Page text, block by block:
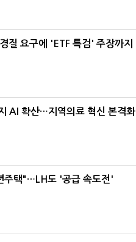
질 요구에 'ETF 특검' 주장까지
AI 확산…지역의료 혁신 본격화
주택"…LH도 '공급 속도전'